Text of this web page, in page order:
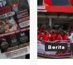
Berita